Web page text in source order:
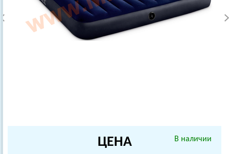
В наличии
ЦЕНА